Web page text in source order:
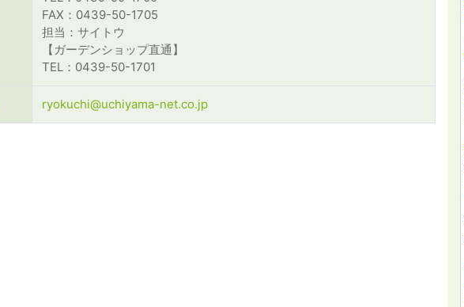
FAX：0439-50-1705
担当：サイトウ
【ガーデンショップ直通】
TEL：0439-50-1701
ryokuchi@uchiyama-net.co.jp